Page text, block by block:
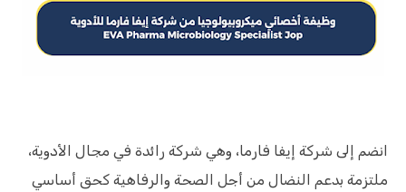
انضم إلى شركة إيفا فارما، وهي شركة رائدة في مجال الأدوية،
ملتزمة بدعم النضال من أجل الصحة والرفاهية كحق أساسي